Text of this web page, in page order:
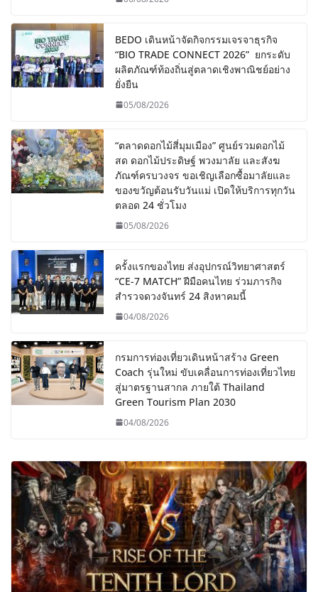
BEDO เดินหน้าจัดกิจกรรมเจรจาธุรกิจ
“BIO TRADE CONNECT 2026” ยกระดับ
ผลิตภัณฑ์ท้องถิ่นสู่ตลาดเชิงพาณิชย์อย่าง
ยั่งยืน
05/08/2026
“ตลาดดอกไม้สี่มุมเมือง” ศูนย์รวมดอกไม้
สด ดอกไม้ประดิษฐ์ พวงมาลัย และสังฆ
ภัณฑ์ครบวงจร ขอเชิญเลือกซื้อมาลัยและ
ของขวัญต้อนรับวันแม่ เปิดให้บริการทุกวัน
ตลอด 24 ชั่วโมง
05/08/2026
ครั้งแรกของไทย ส่งอุปกรณ์วิทยาศาสตร์
“CE-7 MATCH” ฝีมือคนไทย ร่วมภารกิจ
สำรวจดวงจันทร์ 24 สิงหาคมนี้
04/08/2026
กรมการท่องเที่ยวเดินหน้าสร้าง Green
Coach รุ่นใหม่ ขับเคลื่อนการท่องเที่ยวไทย
สู่มาตรฐานสากล ภายใต้ Thailand
Green Tourism Plan 2030
04/08/2026